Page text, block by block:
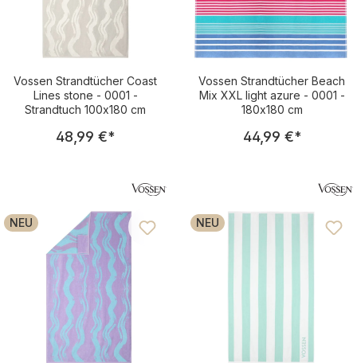
Vossen Strandtücher Coast
Lines stone - 0001 -
Strandtuch 100x180 cm
Regulärer Preis:
48,99 €*
Vossen Strandtücher Beach
Mix XXL light azure - 0001 -
180x180 cm
Regulärer
44,99 €*
NEU NEU